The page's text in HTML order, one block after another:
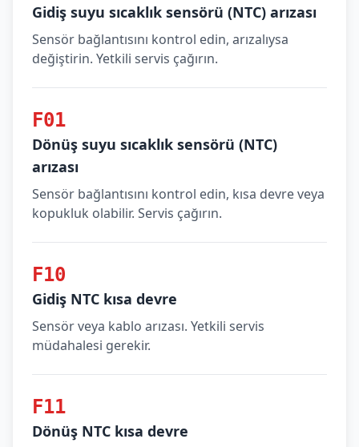
Gidiş suyu sıcaklık sensörü (NTC) arızası
Sensör bağlantısını kontrol edin, arızalıysa
değiştirin. Yetkili servis çağırın.
F01
Dönüş suyu sıcaklık sensörü (NTC)
arızası
Sensör bağlantısını kontrol edin, kısa devre veya
kopukluk olabilir. Servis çağırın.
F10
Gidiş NTC kısa devre
Sensör veya kablo arızası. Yetkili servis
müdahalesi gerekir.
F11
Dönüş NTC kısa devre